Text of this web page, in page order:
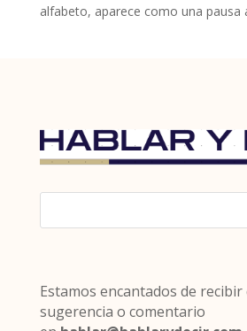
alfabeto, aparece como una pausa
Estamos encantados de
sugerencia o comentario